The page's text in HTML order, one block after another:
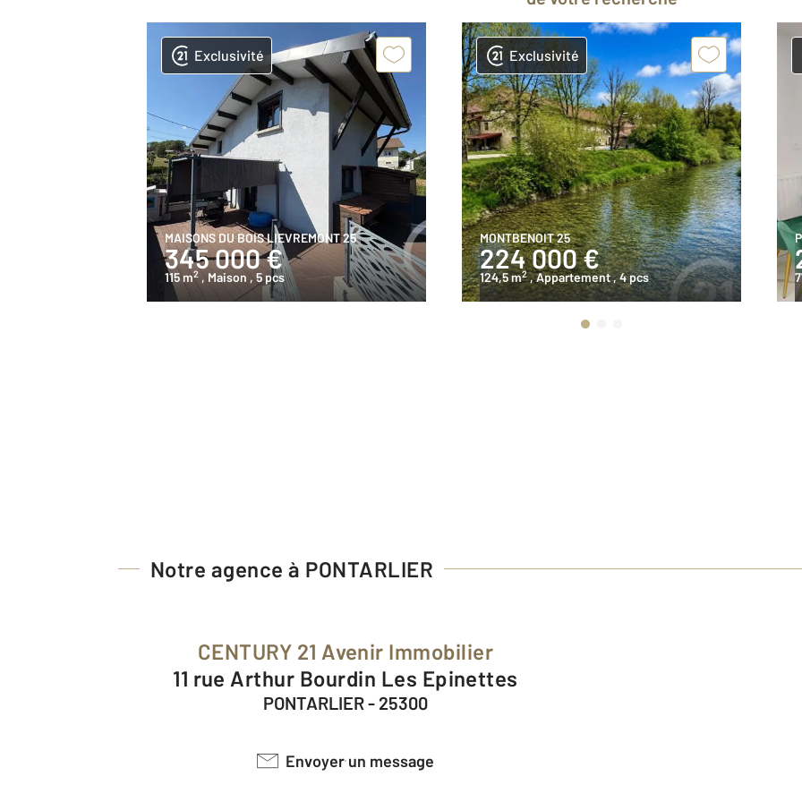
Exclusivité
MAISONS DU BOIS LIEVREMONT 25
345 000 €
115 m2 , Maison , 5 pcs
Exclusivité
MONTBENOIT 25
224 000 €
124,5 m2 , Appartement, 4 pcs
Notre agence à PONTARLIER
CENTURY 21 Avenir Immobilier
11 rue Arthur Bourdin Les Epinettes
PONTARLIER - 25300
Envoyer un message